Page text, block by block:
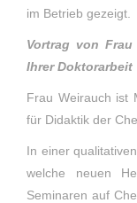
im Betrieb gezeigt.
Vortrag von
Ihrer Doktorarbeit
Frau Weirauch ist
für Didaktik der
In einer
welche neuen
Seminaren auf